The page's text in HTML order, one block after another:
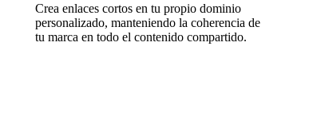
Crea enlaces cortos en tu propio dominio
personalizado, manteniendo la coherencia de
tu marca en todo el contenido compartido.